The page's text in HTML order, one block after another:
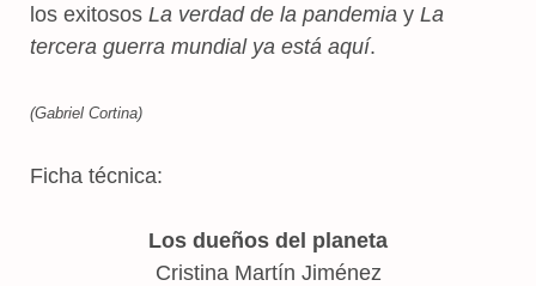
los exitosos La verdad de la pandemia y La
tercera guerra mundial ya está aquí.
(Gabriel Cortina)
Ficha técnica:
Los dueños del planeta
Cristina Martín Jiménez